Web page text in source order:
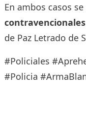
En ambos casos
contravencionales
de Paz Letrado de
#Policiales
#Policia